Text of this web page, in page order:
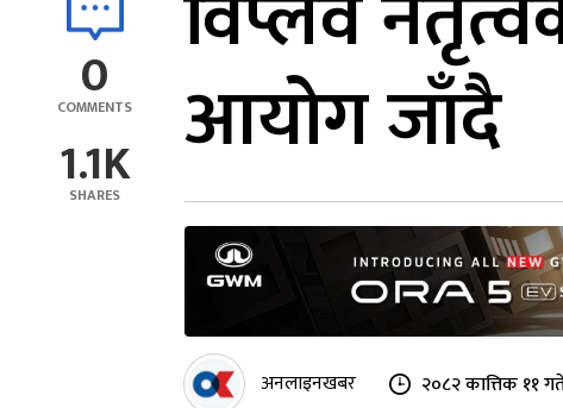
0
COMMENTS
1.1K
SHARES
आयोग जाँदै
अनलाइनखबर २०८२ कात्तिक ११